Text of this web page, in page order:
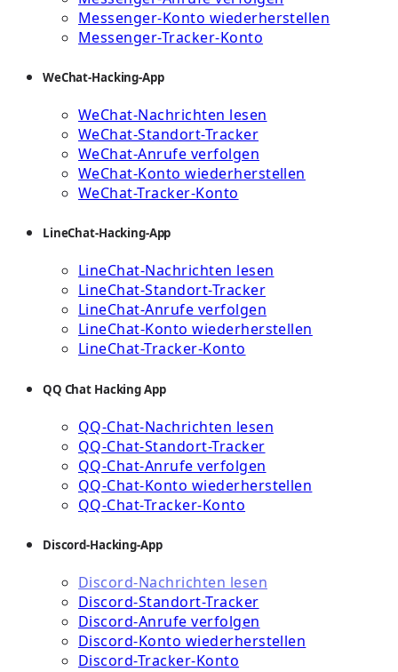
Messenger-Konto wiederherstellen
Messenger-Tracker-Konto
WeChat-Hacking-App
WeChat-Nachrichten lesen
WeChat-Standort-Tracker
WeChat-Anrufe verfolgen
WeChat-Konto wiederherstellen
WeChat-Tracker-Konto
LineChat-Hacking-App
LineChat-Nachrichten lesen
LineChat-Standort-Tracker
LineChat-Anrufe verfolgen
LineChat-Konto wiederherstellen
LineChat-Tracker-Konto
QQ Chat Hacking App
QQ-Chat-Nachrichten lesen
QQ-Chat-Standort-Tracker
QQ-Chat-Anrufe verfolgen
QQ-Chat-Konto wiederherstellen
QQ-Chat-Tracker-Konto
Discord-Hacking-App
Discord-Nachrichten lesen
Discord-Standort-Tracker
Discord-Anrufe verfolgen
Discord-Konto wiederherstellen
Discord-Tracker-Konto